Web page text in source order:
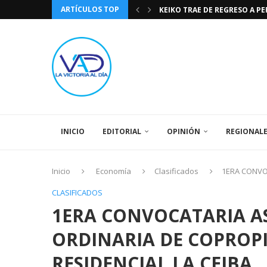
ARTÍCULOS TOP
KEIKO TRAE DE REGRESO A
INICIO EDITORIAL OPINIÓN
Inicio Economía Clasificados
1ERA
CLASIFICADOS
1ERA CONVOCATARIA
ORDINARIA DE